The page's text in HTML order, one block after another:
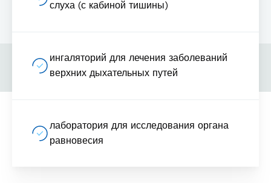
слуха (с кабиной тишины)
ингаляторий для лечения заболеваний
верхних дыхательных путей
лаборатория для исследования органа
равновесия